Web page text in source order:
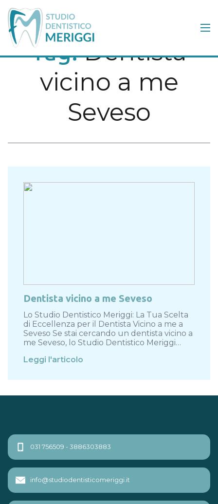
Tag:Dentista
vicino a me
Seveso
Dentista vicino a me Seveso
Lo Studio Dentistico Meriggi: La Tua Scelta
di Eccellenza per il Dentista Vicino a me a
Seveso Se stai cercando un dentista vicino a
me Seveso, lo Studio Dentistico Meriggi…
Leggi l'articolo
031 756509 - 3886303883
info@studiodentisticomeriggi.it